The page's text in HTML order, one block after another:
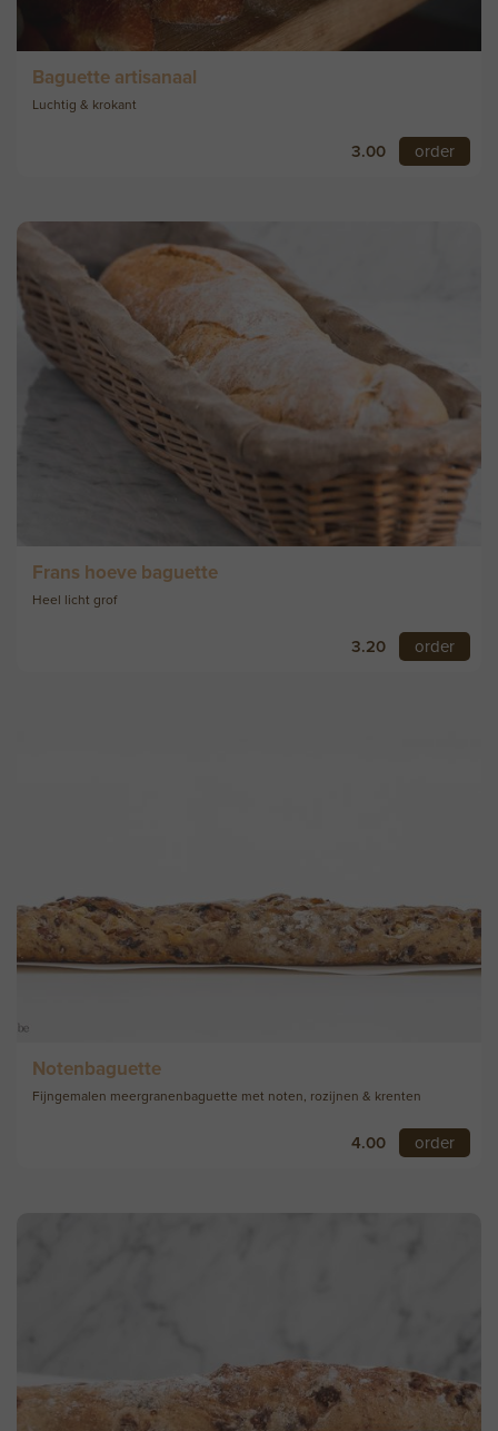
Baguette artisanaal
Luchtig & krokant
3.00 order
Frans hoeve baguette
Heel licht grof
3.20 order
Notenbaguette
Fijngemalen meergranenbaguette met noten, rozijnen & krenten
4.00 order